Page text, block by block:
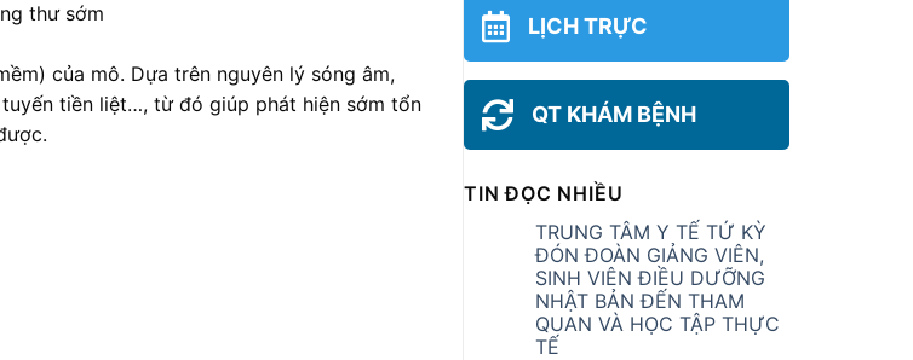
thư sớm
của mô. Dựa trên nguyên lý sóng âm,
tiền liệt…, từ đó giúp phát hiện sớm tổn
LỊCH TRỰC
QT KHÁM BỆNH
TIN ĐỌC NHIỀU
TRUNG TÂM Y TẾ TỨ KỲ
ĐÓN ĐOÀN GIẢNG VIÊN,
SINH VIÊN ĐIỀU DƯỠNG
NHẬT BẢN ĐẾN THAM
QUAN VÀ HỌC TẬP THỰC
TẾ